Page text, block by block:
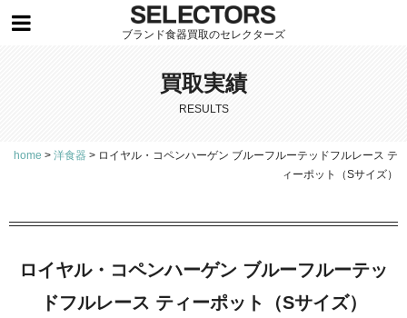
ブランド食器買取のセレクターズ
買取実績
RESULTS
home > 洋食器 > ロイヤル・コペンハーゲン ブルーフルーテッドフルレース テ
ィーポット（Sサイズ）
ロイヤル・コペンハーゲン ブルーフルーテッ
ドフルレース ティーポット（Sサイズ）